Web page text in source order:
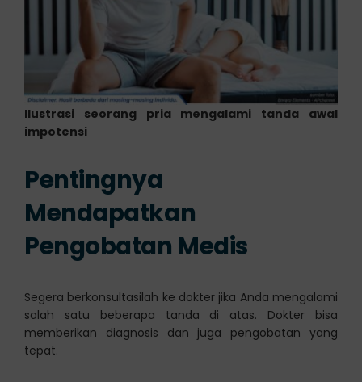
Ilustrasi seorang pria mengalami tanda awal
impotensi
Pentingnya
Mendapatkan
Pengobatan Medis
Segera berkonsultasilah ke dokter jika Anda mengalami
salah satu beberapa tanda di atas. Dokter bisa
memberikan diagnosis dan juga pengobatan yang
tepat.